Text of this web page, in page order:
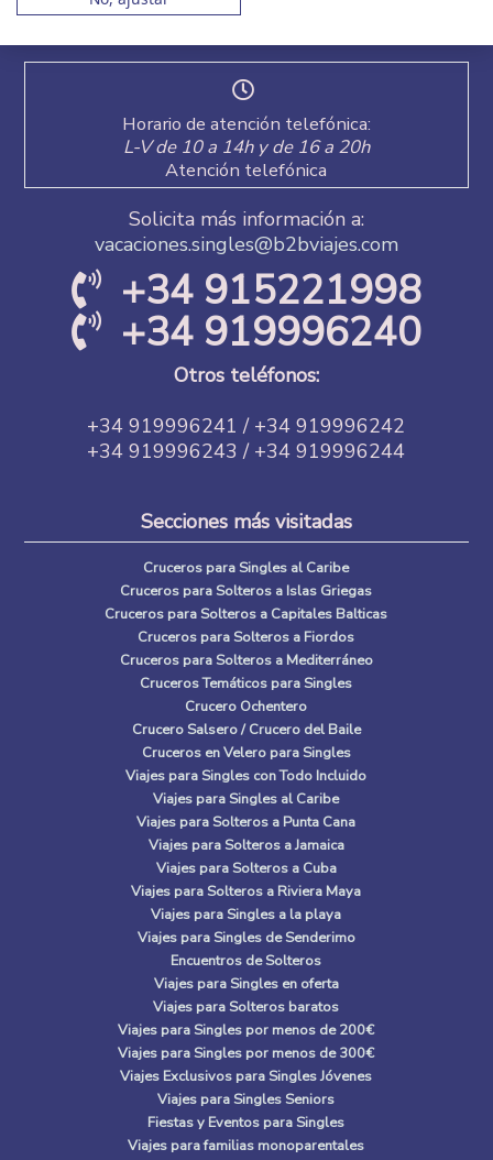
están en Vacaciones Singles
Horario de atención telefónica:
L-V de 10 a 14h y de 16 a 20h
Atención telefónica
Solicita más información a:
vacaciones.singles@b2bviajes.com
+34 915221998
+34 919996240
Otros teléfonos:
+34 919996241 / +34 919996242
+34 919996243 / +34 919996244
Secciones más visitadas
Cruceros para Singles al Caribe
Cruceros para Solteros a Islas Griegas
Cruceros para Solteros a Capitales Balticas
Cruceros para Solteros a Fiordos
Cruceros para Solteros a Mediterráneo
Cruceros Temáticos para Singles
Crucero Ochentero
Crucero Salsero / Crucero del Baile
Cruceros en Velero para Singles
Viajes para Singles con Todo Incluido
Viajes para Singles al Caribe
Viajes para Solteros a Punta Cana
Viajes para Solteros a Jamaica
Viajes para Solteros a Cuba
Viajes para Solteros a Riviera Maya
Viajes para Singles a la playa
Viajes para Singles de Senderimo
Encuentros de Solteros
Viajes para Singles en oferta
Viajes para Solteros baratos
Viajes para Singles por menos de 200€
Viajes para Singles por menos de 300€
Viajes Exclusivos para Singles Jóvenes
Viajes para Singles Seniors
Fiestas y Eventos para Singles
Viajes para familias monoparentales